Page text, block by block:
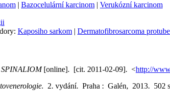
Bazocelulární karcinom
Verukózní karcinom
Kaposiho sarkom Dermatofibrosarcoma
SPINALIOM[online]. [cit. 2011-02-09]. <http://
2. vydání. Praha : Galén, 2013. 502